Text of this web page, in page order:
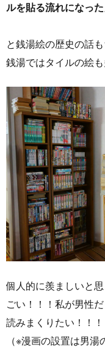
ルを貼る流れになった
と銭湯絵の歴史の話
銭湯ではタイルの絵
個人的に羨ましいと
ごい！！！私が男性
読みまくりたい！！！
（※漫画の設置は男湯